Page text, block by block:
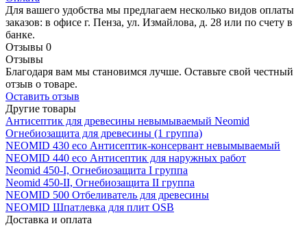
Для вашего удобства мы предлагаем несколько видов оплаты
заказов: в офисе г. Пенза, ул. Измайлова, д. 28 или по счету в
банке.
Отзывы 0
Отзывы
Благодаря вам мы становимся лучше. Оставьте свой честный
отзыв о товаре.
Оставить отзыв
Другие товары
Антисептик для древесины невымываемый Neomid
Огнебиозащита для древесины (1 группа)
NEOMID 430 eco Антисептик-консервант невымываемый
NEOMID 440 eco Антисептик для наружных работ
Neomid 450-I, Огнебиозащита I группа
Neomid 450-II, Огнебиозащита II группа
NEOMID 500 Отбеливатель для древесины
NEOMID Шпатлевка для плит OSB
Доставка и оплата